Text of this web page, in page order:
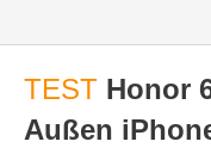
TEST Honor
Außen